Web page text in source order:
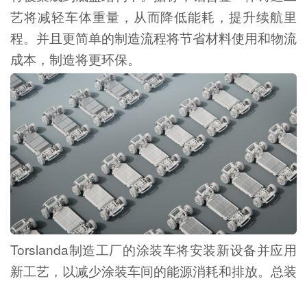
艺将减轻车体重量，从而降低能耗，提升续航里
程。并且更简单的制造流程将节省材料使用和物流
成本，制造将更环保。
Torslanda制造工厂的涂装车将安装新设备并应用
新工艺，以减少涂装车间的能源消耗和排放。总装